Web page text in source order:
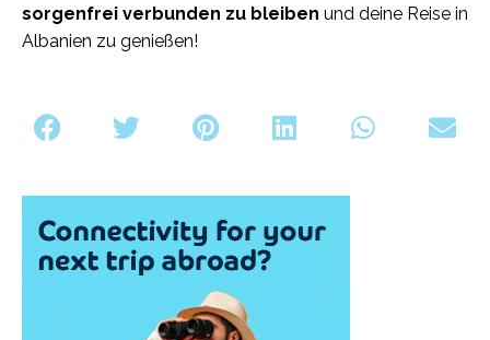
sorgenfrei verbunden zu bleiben und deine Reise in
Albanien zu genießen!